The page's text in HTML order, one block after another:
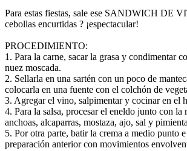
Para estas fiestas, sale ese SANDWICH DE
cebollas encurtidas ? ¡espectacular!
PROCEDIMIENTO:
1. Para la carne, sacar la grasa y condimentar
nuez moscada.
2. Sellarla en una sartén con un poco de
colocarla en una fuente con el colchón de
3. Agregar el vino, salpimentar y cocinar en el
4. Para la salsa, procesar el eneldo junto con la
anchoas, alcaparras, mostaza, ajo, sal y
5. Por otra parte, batir la crema a medio punto
preparación anterior con movimientos